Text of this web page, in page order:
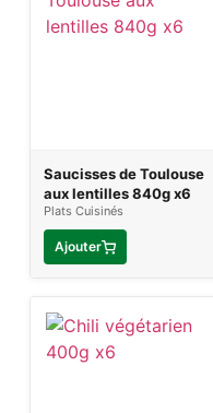
Saucisses de Toulouse
aux lentilles 840g x6
Plats Cuisinés
Ajouter